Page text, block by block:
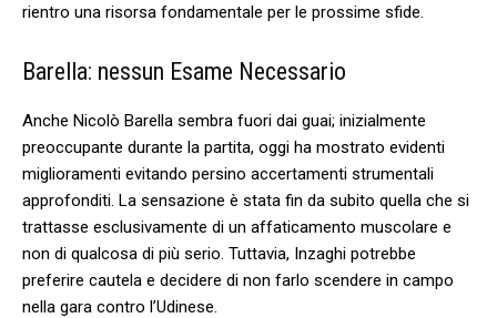
rientro una risorsa fondamentale ‌per le prossime sfide.
Barella: nessun Esame Necessario
Anche ⁤Nicolò Barella sembra‍ fuori dai guai; inizialmente
preoccupante durante ⁣la partita, oggi ha mostrato evidenti
miglioramenti evitando persino accertamenti strumentali
approfonditi. La sensazione‍ è stata​ fin da subito‍ quella che si
trattasse esclusivamente di⁢ un affaticamento muscolare e‍
non di qualcosa di‍ più serio. Tuttavia, Inzaghi⁢ potrebbe
preferire cautela e ⁢decidere di non⁣ farlo scendere in campo⁤
nella gara ‌contro l’Udinese.